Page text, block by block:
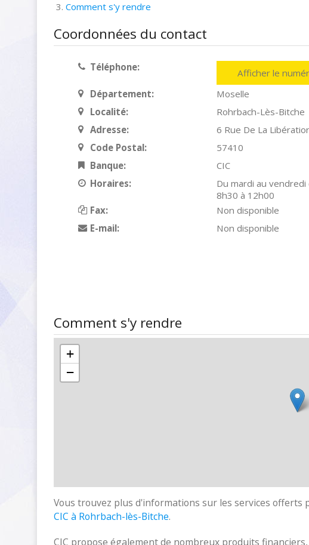
Comment s'y rendre
Coordonnées du contact
Téléphone:
Afficher le
Département:
Moselle
Localité:
Rohrbach-Lès-Bitche
Adresse:
6 Rue De La
Code Postal:
57410
Banque:
CIC
Horaires:
Du mardi au
8h30 à 12h00
Fax:
Non disponible
E-mail:
Non disponible
Comment s'y rendre
+
−
Vous trouvez plus d'informations sur les services offerts
CIC à Rohrbach-lès-Bitche.
CIC propose également de nombreux produits